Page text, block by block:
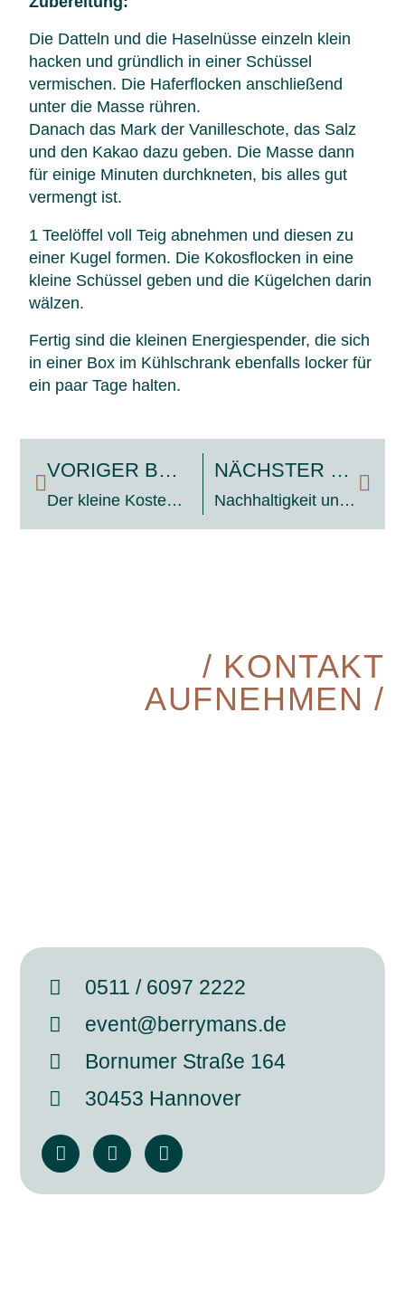
Die Datteln und die Haselnüsse einzeln klein
hacken und gründlich in einer Schüssel
vermischen. Die Haferflocken anschließend
unter die Masse rühren.
Danach das Mark der Vanilleschote, das Salz
und den Kakao dazu geben. Die Masse dann
für einige Minuten durchkneten, bis alles gut
vermengt ist.
1 Teelöffel voll Teig abnehmen und diesen zu
einer Kugel formen. Die Kokosflocken in eine
kleine Schüssel geben und die Kügelchen darin
wälzen.
Fertig sind die kleinen Energiespender, die sich
in einer Box im Kühlschrank ebenfalls locker für
ein paar Tage halten.
VORIGER BEITRAG
Der kleine Kostenguide – Catering Preise berechnen
NÄCHSTER BEITRAG
Nachhaltigkeit und Regionalität im Catering
/ KONTAKT
AUFNEHMEN /
0511 / 6097 2222
event@berrymans.de
Bornumer Straße 164
30453 Hannover